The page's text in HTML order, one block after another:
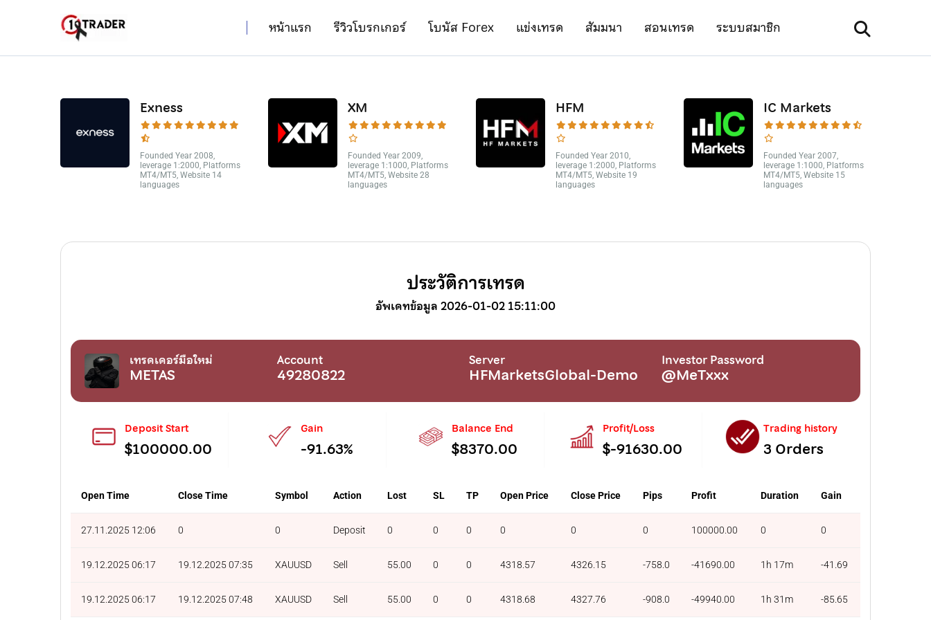
หน้าแรก รีวิวโบรกเกอร์ โบนัส Forex แข่งเทรด สัมมนา สอนเทรด ระบบสมาชิก
Exness
Founded Year 2008,
leverage 1:2000, Platforms
MT4/MT5, Website 14
languages
XM
Founded Year 2009,
leverage 1:1000, Platforms
MT4/MT5, Website 28
languages
HFM
Founded Year 2010,
leverage 1:2000, Platforms
MT4/MT5, Website 19
languages
IC Markets
Founded Year 2007,
leverage 1:1000, Platforms
MT4/MT5, Website 15
languages
ประวัติการเทรด
อัพเดทข้อมูล 2026-01-02 15:11:00
เทรดเดอร์มือใหม่
METAS
Account
49280822
Server
HFMarketsGlobal-Demo
Investor Password
@MeTxxx
Deposit Start
$100000.00
Gain
-91.63%
Balance End
$8370.00
Profit/Loss
$-91630.00
Trading history
3 Orders
Open Time Close Time Symbol Action Lost SL TP Open Price Close Price Pips Profit Duration Gain
27.11.2025 12:06 0 0 Deposit 0 0 0 0 0 0 100000.00 0 0
19.12.2025 06:17 19.12.2025 07:35 XAUUSD Sell 55.00 0 0 4318.57 4326.15 -758.0 -41690.00 1h 17m -41.69
19.12.2025 06:17 19.12.2025 07:48 XAUUSD Sell 55.00 0 0 4318.68 4327.76 -908.0 -49940.00 1h 31m -85.65